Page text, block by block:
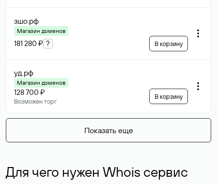
зшо.рф
Магазин доменов
181 280 ₽ ? В корзину
уд.рф
Магазин доменов
128 700 ₽
Возможен торг
В корзину
Показать еще
Для чего нужен Whois сервис